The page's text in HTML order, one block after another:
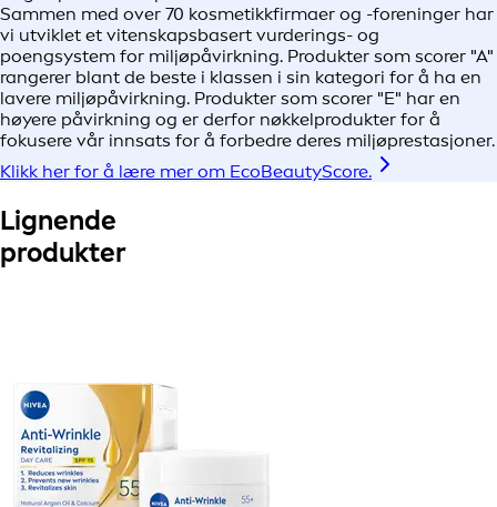
Sammen med over 70 kosmetikkfirmaer og -foreninger har
vi utviklet et vitenskapsbasert vurderings- og
poengsystem for miljøpåvirkning. Produkter som scorer "A"
rangerer blant de beste i klassen i sin kategori for å ha en
lavere miljøpåvirkning. Produkter som scorer "E" har en
høyere påvirkning og er derfor nøkkelprodukter for å
fokusere vår innsats for å forbedre deres miljøprestasjoner.
Klikk her for å lære mer om EcoBeautyScore.
Lignende
produkter